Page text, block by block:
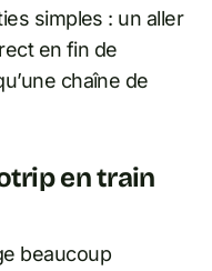
simples : un aller
en fin de
chaîne de
en train
beaucoup